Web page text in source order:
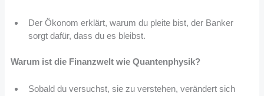
Der Ökonom erklärt, warum du pleite bist, der Banker
sorgt dafür, dass du es bleibst.
Warum ist die Finanzwelt wie Quantenphysik?
Sobald du versuchst, sie zu verstehen, verändert sich